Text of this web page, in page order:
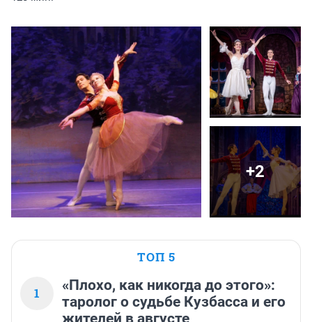
+2
ТОП 5
1
«Плохо, как никогда до этого»:
таролог о судьбе Кузбасса и его
жителей в августе